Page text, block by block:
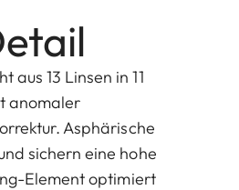
aus 13 Linsen in 11
anomaler
Asphärische
sichern eine hohe
Element optimiert